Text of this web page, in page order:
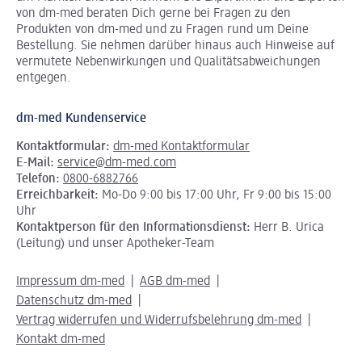
von dm-med beraten Dich gerne bei Fragen zu den
Produkten von dm-med und zu Fragen rund um Deine
Bestellung. Sie nehmen darüber hinaus auch Hinweise auf
vermutete Nebenwirkungen und Qualitätsabweichungen
entgegen.
dm-med Kundenservice
Kontaktformular: dm-med Kontaktformular
E-Mail: service@dm-med.com
Telefon: 0800-6882766
Erreichbarkeit: Mo-Do 9:00 bis 17:00 Uhr, Fr 9:00 bis 15:00
Uhr
Kontaktperson für den Informationsdienst: Herr B. Urica
(Leitung) und unser Apotheker-Team
Impressum dm-med
AGB dm-med
Datenschutz dm-med
Vertrag widerrufen und Widerrufsbelehrung dm-med
Kontakt dm-med